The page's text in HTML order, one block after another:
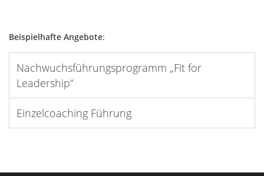
Beispielhafte Angebote:
Nachwuchsführungsprogramm „Fit for
Leadership“
Einzelcoaching Führung